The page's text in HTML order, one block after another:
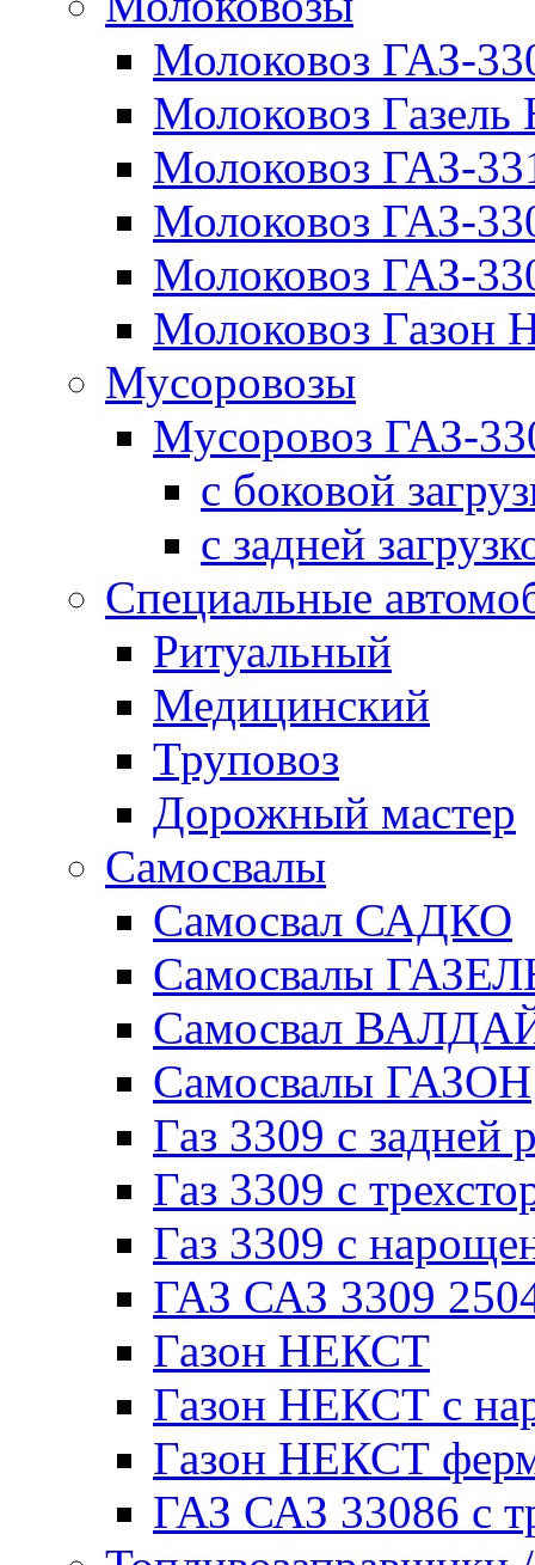
Молоковоз ГАЗ-
Молоковоз
Молоковоз ГАЗ-
Молоковоз ГАЗ-
Молоковоз ГАЗ-
Молоковоз Газон
Мусоровозы
Мусоровоз ГАЗ-
с боковой
с задней
Специальные
Ритуальный
Медицинский
Труповоз
Дорожный мастер
Самосвалы
Самосвал САДКО
Самосвалы
Самосвал
Самосвалы ГАЗОН
Газ 3309 с задней
Газ 3309 с
Газ 3309 с
ГАЗ САЗ 3309
Газон НЕКСТ
Газон НЕКСТ с
Газон НЕКСТ
ГАЗ САЗ 33086 с